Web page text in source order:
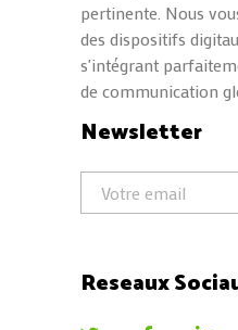
pertinente. Nous
des dispositifs
s'intégrant
de communication
Newsletter
Reseaux